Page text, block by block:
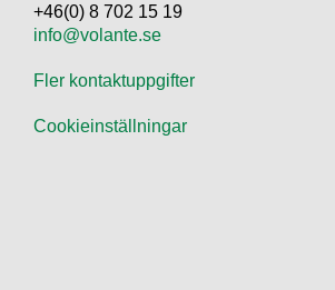
+46(0) 8 702 15 19
info@volante.se
Fler kontaktuppgifter
Cookieinställningar